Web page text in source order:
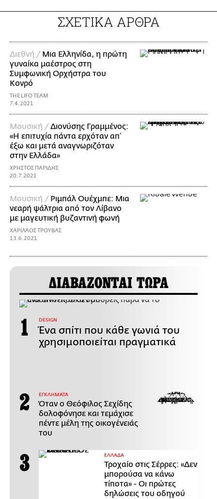
ΣΧΕΤΙΚΑ ΑΡΘΡΑ
Διεθνή / Μια Ελληνίδα, η πρώτη
γυναίκα μαέστρος στη
Συμφωνική Ορχήστρα του
Κονρό
THE LIFO TEAM
7.4.2021
Μουσική /Διονύσης Γραμμένος:
«Η επιτυχία πάντα ερχόταν απ’
έξω και μετά αναγνωριζόταν
στην Ελλάδα»
ΧΡΗΣΤΟΣ ΠΑΡΙΔΗΣ
20.7.2021
Μουσική / Ριμπάλ Ουέχμπε: Μια
νεαρή ψάλτρια από τον Λίβανο
με μαγευτική βυζαντινή φωνή
ΧΑΡΙΛΑΟΣ ΤΡΟΥΒΑΣ
13.6.2021
ΔΙΑΒΑΖΟΝΤΑΙ ΤΩΡΑ
DESIGN
Ένα σπίτι που κάθε γωνιά του
χρησιμοποιείται πραγματικά
ΕΓΚΛΗΜΑΤΑ
Όταν ο Θεόφιλος Σεχίδης
δολοφόνησε και τεμάχισε
πέντε μέλη της οικογένειάς
του
ΕΛΛΑΔΑ
Τροχαίο στις Σέρρες: «Δεν
μπορούσα να κάνω
τίποτα» - Οι πρώτες
δηλώσεις του οδηγού